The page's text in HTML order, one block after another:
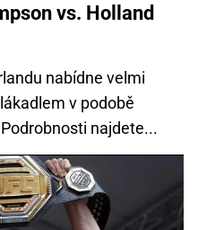
vs. Holland
nabídne velmi
v podobě
najdete...